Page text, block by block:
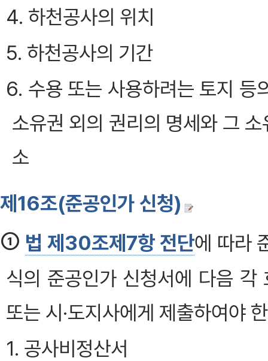
4. 하천공사의 위치
5. 하천공사의 기간
6. 수용 또는 사용하려는 토지 등
소유권 외의 권리의 명세와 그
소
제16조(준공인가 신청)
① 법 제30조제7항 전단에 따라
식의 준공인가 신청서에 다음 각
또는 시·도지사에게 제출하여야
1. 공사비정산서